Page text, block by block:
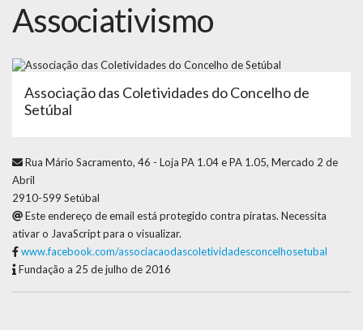
Associativismo
Associação das Coletividades do Concelho de
Setúbal
Rua Mário Sacramento, 46 - Loja PA 1.04 e PA 1.05, Mercado 2 de
Abril
2910-599 Setúbal
Este endereço de email está protegido contra piratas. Necessita
ativar o JavaScript para o visualizar.
www.facebook.com/associacaodascoletividadesconcelhosetubal
Fundação a 25 de julho de 2016